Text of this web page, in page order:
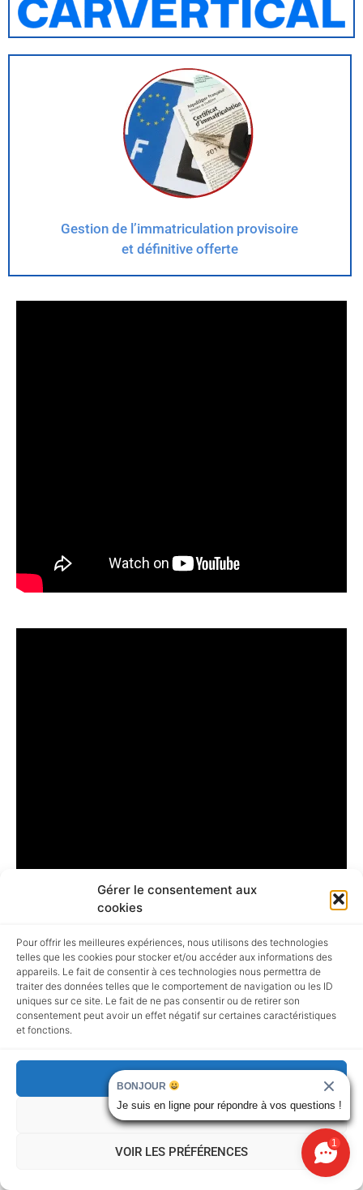
Gérer le consentement aux
cookies
Pour offrir les meilleures expériences, nous utilisons des technologies
telles que les cookies pour stocker et/ou accéder aux informations des
appareils. Le fait de consentir à ces technologies nous permettra de
traiter des données telles que le comportement de navigation ou les ID
uniques sur ce site. Le fait de ne pas consentir ou de retirer son
consentement peut avoir un effet négatif sur certaines caractéristiques
et fonctions.
ACCEPTER
REFUSER
VOIR LES PRÉFÉRENCES
Gestion de l’immatriculation provisoire
et définitive offerte
VOTRE SATISFACTION,
NOTRE PRIORITÉ : LES AVIS
GOOGLE
Us Cars Importation 1
BONJOUR
Je suis en ligne pour répondre à vos questions !